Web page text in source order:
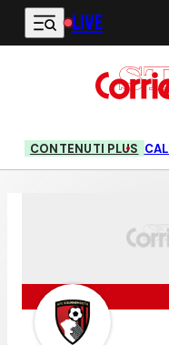
Vai al contenuto principale
LIVE
CONTENUTI PLUS